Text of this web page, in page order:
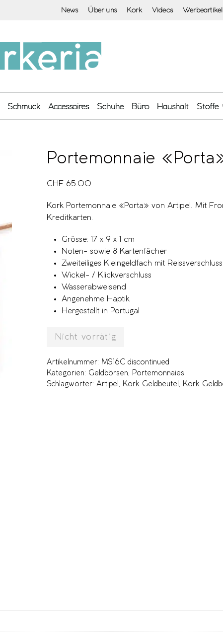
News Über uns Kork Videos Werbeartikel
Schmuck Accessoires Schuhe Büro Haushalt Stoffe
Portemonnaie
CHF 65.00
Kork Portemonnaie «Porta» von Artipel. Mit
Kreditkarten.
Grösse: 17 x 9 x 1 cm
Noten- sowie 8 Kartenfächer
Zweiteiliges Kleingeldfach mit Reissverschluss
Wickel- / Klickverschluss
Wasserabweisend
Angenehme Haptik
Hergestellt in Portugal
Nicht vorrätig
Artikelnummer: MS16C discontinued
Kategorien: Geldbörsen, Portemonnaies
Schlagwörter: Artipel , Kork Geldbeutel , Kork